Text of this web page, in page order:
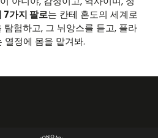
7가지 팔로는 칸테 혼도의 세계로
험하고, 그 뉘앙스를 듣고, 플라
열정에 몸을 맡겨봐.